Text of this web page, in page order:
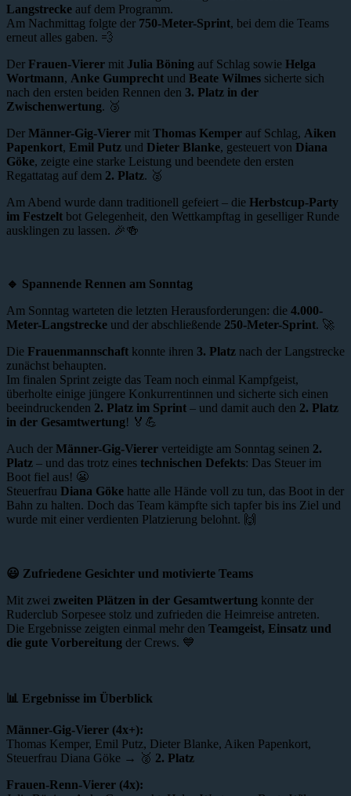
Langstrecke auf dem Programm.
Am Nachmittag folgte der 750-Meter-Sprint, bei dem die Teams
erneut alles gaben. 💨
Der Frauen-Vierer mit Julia Böning auf Schlag sowie Helga
Wortmann, Anke Gumprecht und Beate Wilmes sicherte sich
nach den ersten beiden Rennen den 3. Platz in der
Zwischenwertung. 🥉
Der Männer-Gig-Vierer mit Thomas Kemper auf Schlag, Aiken
Papenkort, Emil Putz und Dieter Blanke, gesteuert von Diana
Göke, zeigte eine starke Leistung und beendete den ersten
Regattatag auf dem 2. Platz. 🥈
Am Abend wurde dann traditionell gefeiert – die Herbstcup-Party
im Festzelt bot Gelegenheit, den Wettkampftag in geselliger Runde
ausklingen zu lassen. 🎉🍻
🔹 Spannende Rennen am Sonntag
Am Sonntag warteten die letzten Herausforderungen: die 4.000-
Meter-Langstrecke und der abschließende 250-Meter-Sprint. 🚀
Die Frauenmannschaft konnte ihren 3. Platz nach der Langstrecke
zunächst behaupten.
Im finalen Sprint zeigte das Team noch einmal Kampfgeist,
überholte einige jüngere Konkurrentinnen und sicherte sich einen
beeindruckenden 2. Platz im Sprint – und damit auch den 2. Platz
in der Gesamtwertung! 🏅💪
Auch der Männer-Gig-Vierer verteidigte am Sonntag seinen 2.
Platz – und das trotz eines technischen Defekts: Das Steuer im
Boot fiel aus! 😬
Steuerfrau Diana Göke hatte alle Hände voll zu tun, das Boot in der
Bahn zu halten. Doch das Team kämpfte sich tapfer bis ins Ziel und
wurde mit einer verdienten Platzierung belohnt. 🙌
😃 Zufriedene Gesichter und motivierte Teams
Mit zwei zweiten Plätzen in der Gesamtwertung konnte der
Ruderclub Sorpesee stolz und zufrieden die Heimreise antreten.
Die Ergebnisse zeigten einmal mehr den Teamgeist, Einsatz und
die gute Vorbereitung der Crews. 💙
📊 Ergebnisse im Überblick
Männer-Gig-Vierer (4x+):
Thomas Kemper, Emil Putz, Dieter Blanke, Aiken Papenkort,
Steuerfrau Diana Göke → 🥈 2. Platz
Frauen-Renn-Vierer (4x):